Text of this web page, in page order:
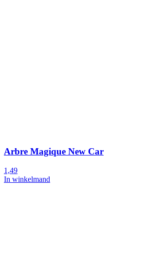
Arbre Magique New Car
1,49
In winkelmand